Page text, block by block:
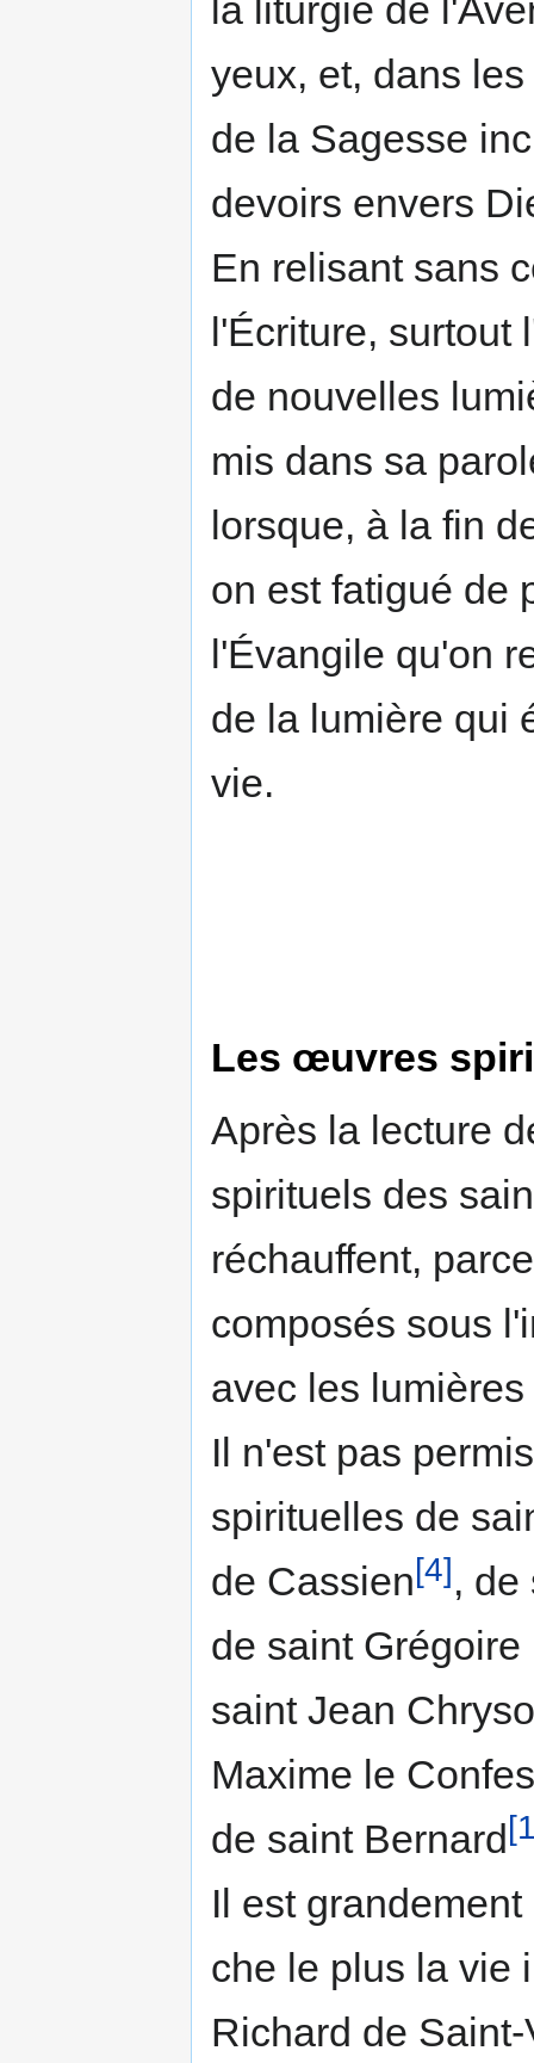
la liturgie de
yeux, et, dans
de la Sagesse
devoirs envers
En relisant sans
l'Écri­ture, surtout
de nou­velles
mis dans sa
lorsque, à la fin
on est fatigué de
l'Évangile qu'on
de la lumière qui
vie.
Les œuvres
Après la lecture
spirituels des
réchauffent,
composés sous
avec les
Il n'est pas
spirituelles de
de Cassien[4], de
de saint Grégoire
saint Jean
Maxime le
de saint Bernard
Il est
che le plus la vie
Richard de